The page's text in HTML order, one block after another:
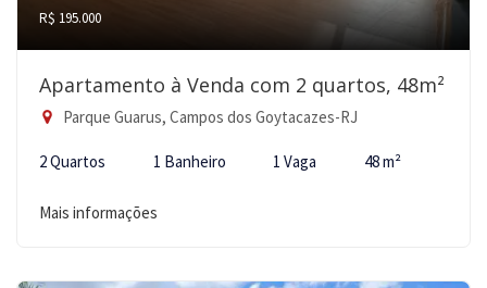
R$ 195.000
Apartamento à Venda com 2 quartos, 48m²
Parque Guarus, Campos dos Goytacazes-RJ
2 Quartos 1 Banheiro 1 Vaga 48 m²
Mais informações